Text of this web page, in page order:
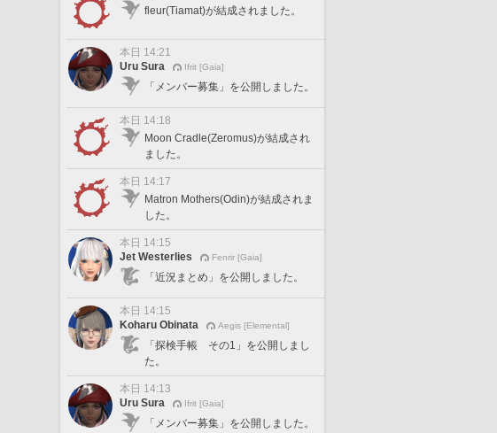
fleur(Tiamat)が結成されました。
本日 14:21
Uru Sura
Ifrit [Gaia]
「メンバー募集」を公開しました。
本日 14:18
Moon Cradle(Zeromus)が結成され
ました。
本日 14:17
Matron Mothers(Odin)が結成されま
した。
本日 14:15
Jet Westerlies
Fenrir [Gaia]
「近況まとめ」を公開しました。
本日 14:15
Koharu Obinata
Aegis [Elemental]
「探検手帳 その1」を公開しまし
た。
本日 14:13
Uru Sura
Ifrit [Gaia]
「メンバー募集」を公開しました。